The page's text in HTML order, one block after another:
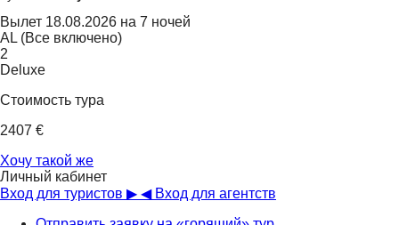
Вылет 18.08.2026 на 7 ночей
AL (Все включено)
2
Deluxe
Стоимость тура
2407 €
Хочу такой же
Личный кабинет
Вход для туристов ▶ ◀ Вход для агентств